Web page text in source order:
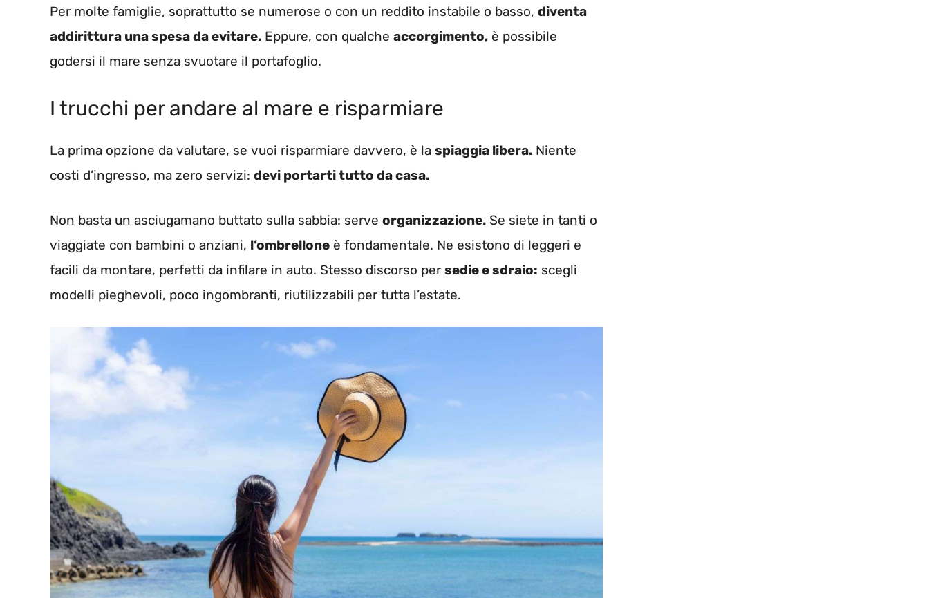
Per molte famiglie, soprattutto se numerose o con un reddito instabile o basso, diventa
addirittura una spesa da evitare. Eppure, con qualche accorgimento, è possibile
godersi il mare senza svuotare il portafoglio.
I trucchi per andare al mare e risparmiare
La prima opzione da valutare, se vuoi risparmiare davvero, è la spiaggia libera. Niente
costi d’ingresso, ma zero servizi: devi portarti tutto da casa.
Non basta un asciugamano buttato sulla sabbia: serve organizzazione. Se siete in tanti o
viaggiate con bambini o anziani, l’ombrellone è fondamentale. Ne esistono di leggeri e
facili da montare, perfetti da infilare in auto. Stesso discorso per sedie e sdraio: scegli
modelli pieghevoli, poco ingombranti, riutilizzabili per tutta l’estate.